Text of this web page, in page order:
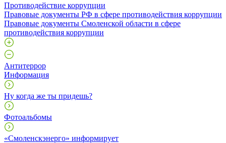
Противодействие коррупции
Правовые документы РФ в сфере противодействия коррупции
Правовые документы Смоленской области в сфере
противодействия коррупции
Антитеррор
Информация
Ну когда же ты придешь?
Фотоальбомы
«Смоленскэнерго» информирует